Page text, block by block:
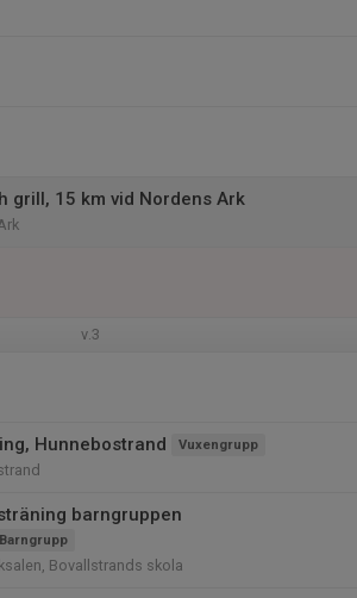
grill, 15 km vid Nordens Ark
v.3
Hunnebostrand Vuxengrupp
barngruppen
Bovallstrands skola